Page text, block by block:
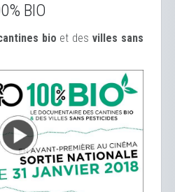
BIO
bio et desvilles sans